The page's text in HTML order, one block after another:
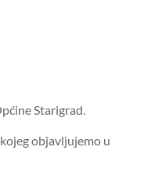
Starigrad.
objavljujemo u